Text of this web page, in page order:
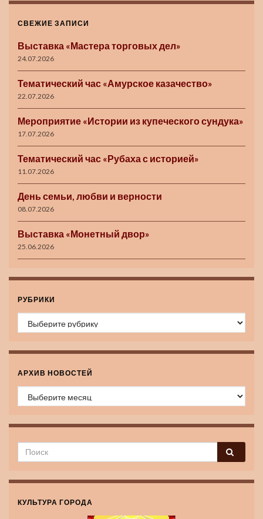
СВЕЖИЕ ЗАПИСИ
Выставка «Мастера торговых дел»
24.07.2026
Тематический час «Амурское казачество»
22.07.2026
Мероприятие «Истории из купеческого сундука»
17.07.2026
Тематический час «Рубаха с историей»
11.07.2026
День семьи, любви и верности
08.07.2026
Выставка «Монетный двор»
25.06.2026
РУБРИКИ
Рубрики
АРХИВ НОВОСТЕЙ
Архив новостей
КУЛЬТУРА ГОРОДА